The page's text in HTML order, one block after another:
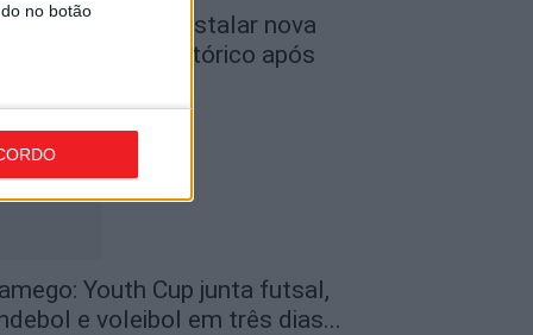
no botão
APCVD vai instalar nova
no Centro Histórico após
Youth Cup junta futsal,
e voleibol em três dias...